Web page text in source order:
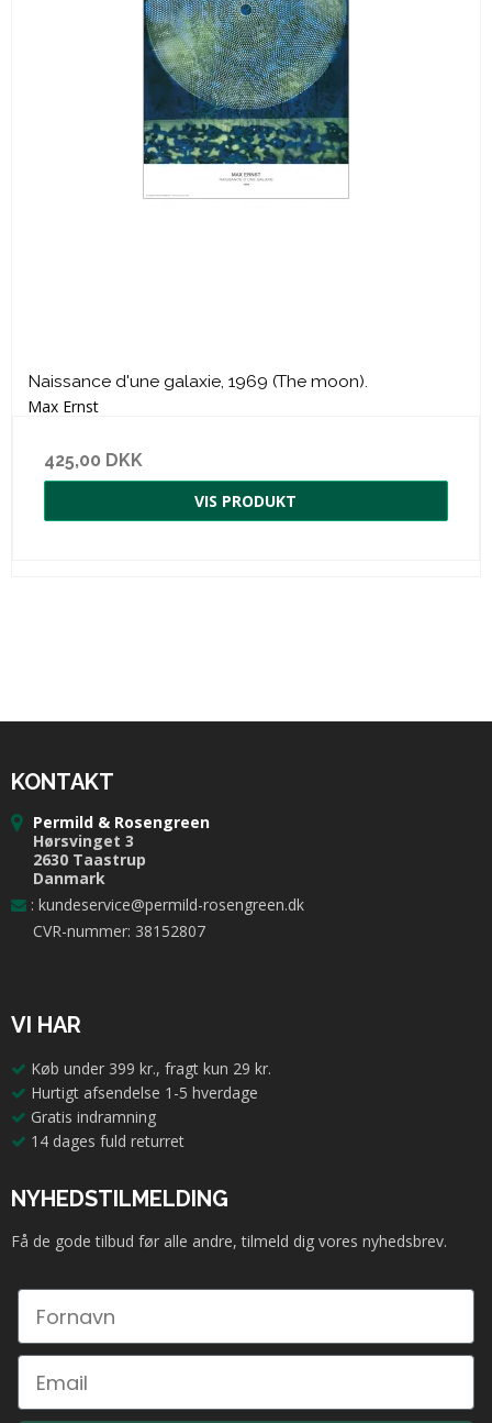
Naissance d'une galaxie, 1969 (The moon).
Max Ernst
425,00 DKK
VIS PRODUKT
KONTAKT
Permild & Rosengreen
Hørsvinget 3
2630 Taastrup
Danmark
: kundeservice@permild-rosengreen.dk
CVR-nummer: 38152807
VI HAR
Køb under 399 kr., fragt kun 29 kr.
Hurtigt afsendelse 1-5 hverdage
Gratis indramning
14 dages fuld returret
NYHEDSTILMELDING
Få de gode tilbud før alle andre, tilmeld dig vores nyhedsbrev.